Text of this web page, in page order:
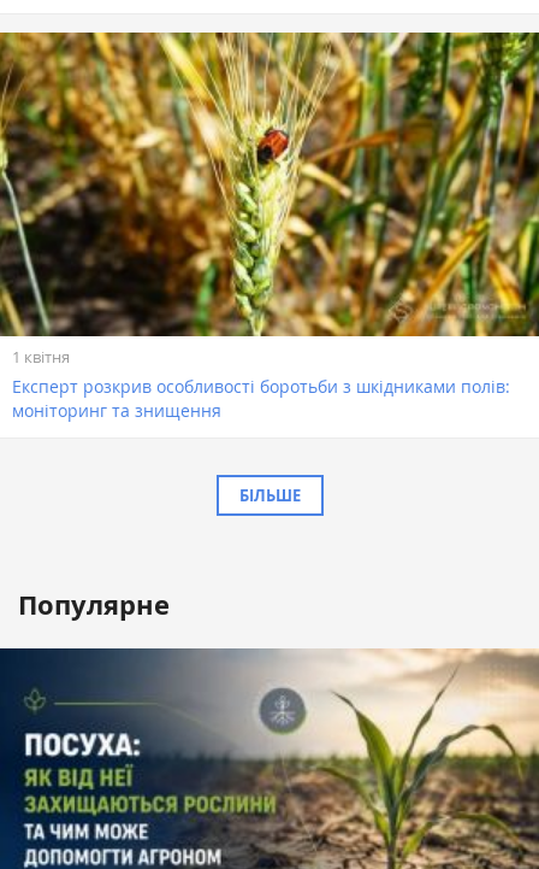
1 квітня
Експерт розкрив особливості боротьби з шкідниками полів:
моніторинг та знищення
БІЛЬШЕ
Популярне